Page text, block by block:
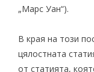
„Марс Уан“).
В края на този
цялостната
от статията,